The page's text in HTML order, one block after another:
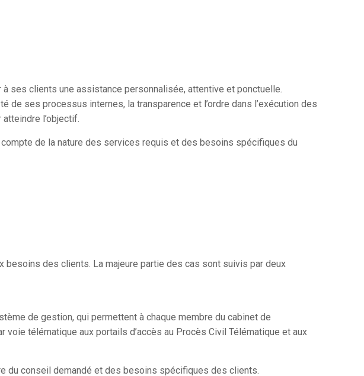
ses clients une assistance personnalisée, attentive et ponctuelle.
de ses processus internes, la transparence et l’ordre dans l’exécution des
l’objectif.
de la nature des services requis et des besoins spécifiques du
des clients. La majeure partie des cas sont suivis par deux
de gestion, qui permettent à chaque membre du cabinet de
télématique aux portails d’accès au Procès Civil Télématique et aux
du conseil demandé et des besoins spécifiques des clients.